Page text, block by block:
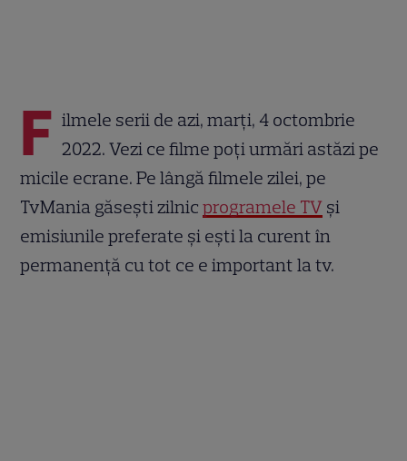
F ilmele serii de azi, marți, 4 octombrie
2022. Vezi ce filme poți urmări astăzi pe
micile ecrane. Pe lângă filmele zilei, pe
TvMania găsești zilnicprogramele TV și
emisiunile preferate și ești la curent în
permanență cu tot ce e important la tv.